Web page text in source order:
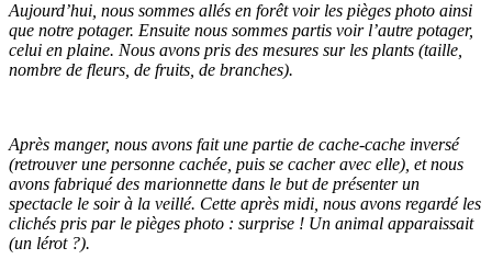
Aujourd’hui, nous sommes allés en forêt voir les pièges photo ainsi
que notre potager. Ensuite nous sommes partis voir l’autre potager,
celui en plaine. Nous avons pris des mesures sur les plants (taille,
nombre de fleurs, de fruits, de branches).
Après manger, nous avons fait une partie de cache-cache inversé
(retrouver une personne cachée, puis se cacher avec elle), et nous
avons fabriqué des marionnette dans le but de présenter un
spectacle le soir à la veillé. Cette après midi, nous avons regardé les
clichés pris par le pièges photo : surprise ! Un animal apparaissait
(un lérot ?).